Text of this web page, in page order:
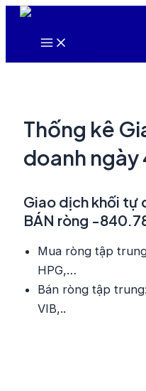
Nhảy
Main
Thống kê
doanh
Giao dịch khối tự
BÁN ròng -
Mua ròng tập
HPG,…
Bán ròng tập
VIB,..